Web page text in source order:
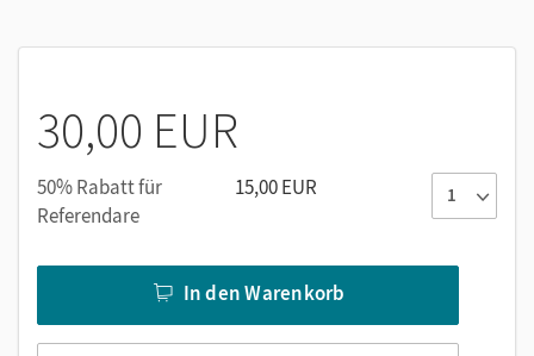
30,00 EUR
50% Rabatt für
Referendare
15,00 EUR
In den Warenkorb